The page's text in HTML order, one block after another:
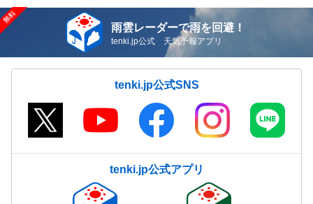
雨雲レーダーで雨を回避！
tenki.jp公式 天気予報アプリ
tenki.jp公式SNS
tenki.jp公式アプリ